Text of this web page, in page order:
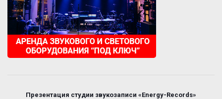
Презентация студии звукозаписи «Energy-Records»